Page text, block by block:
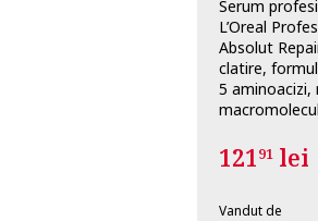
Serum
L’Oreal
Absolut
clatire,
5 aminoacizi,
12191lei
Vandut de